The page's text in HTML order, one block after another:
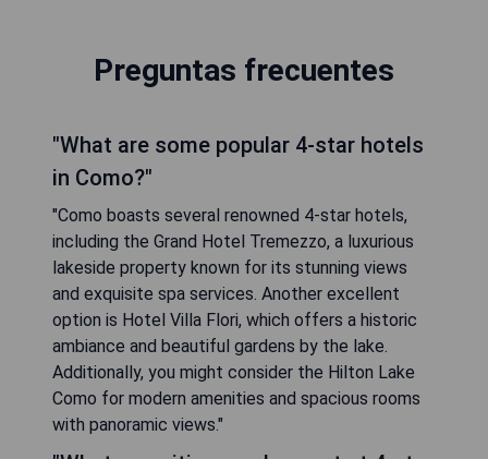
Preguntas frecuentes
"What are some popular 4-star hotels
in Como?"
"Como boasts several renowned 4-star hotels,
including the Grand Hotel Tremezzo, a luxurious
lakeside property known for its stunning views
and exquisite spa services. Another excellent
option is Hotel Villa Flori, which offers a historic
ambiance and beautiful gardens by the lake.
Additionally, you might consider the Hilton Lake
Como for modern amenities and spacious rooms
with panoramic views."